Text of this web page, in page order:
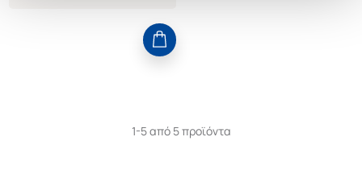
1-5 από 5 προϊόντα